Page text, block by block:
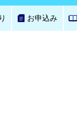
お申込み